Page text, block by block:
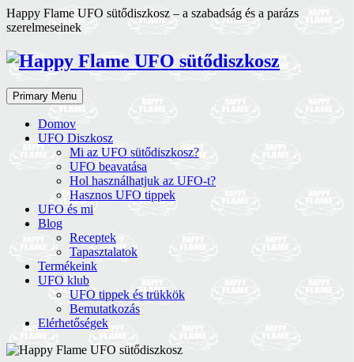
Skip
to
Happy Flame UFO sütődiszkosz – a szabadság és a parázs
szerelmeseinek
Primary Menu
Domov
UFO Diszkosz
Mi az UFO sütődiszkosz?
UFO beavatása
Hol használhatjuk az UFO-t?
Hasznos UFO tippek
UFO és mi
Blog
Receptek
Tapasztalatok
Termékeink
UFO klub
UFO tippek és trükkök
Bemutatkozás
Elérhetőségek